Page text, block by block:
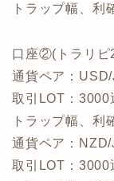
トラップ幅、
口座②(トラリピ
通貨ペア：
取引LOT：3000
トラップ幅、
通貨ペア：
取引LOT：3000